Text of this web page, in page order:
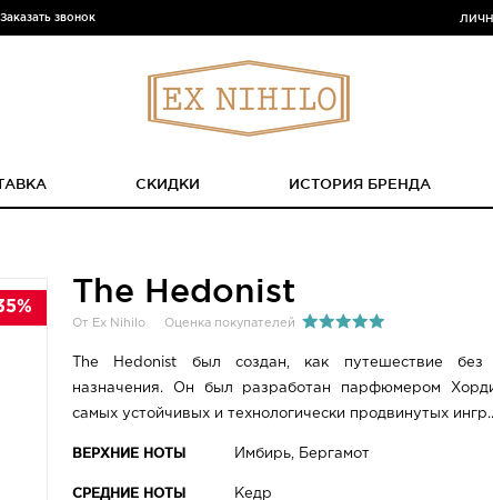
Заказать звонок
СКИДКИ ИСТОРИЯ БРЕНДА
The Hedonist
От Ex Nihilo Оценка покупателей
The Hedonist был создан, как путешествие без
назначения. Он был разработан парфюмером
самых устойчивых и технологически продвинутых
ВЕРХНИЕ НОТЫ Имбирь, Бергамот
СРЕДНИЕ НОТЫ Кедр